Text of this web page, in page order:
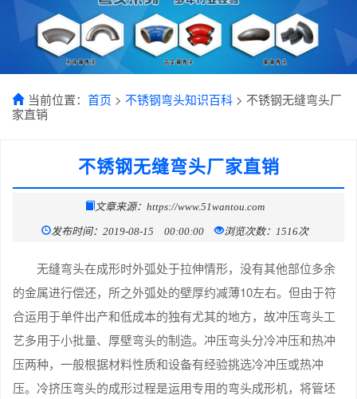
当前位置： 首页 > 不锈钢弯头知识百科 > 不锈钢无缝弯头厂
家直销
不锈钢无缝弯头厂家直销
文章来源：https://www.51wantou.com
发布时间：2019-08-15 00:00:00 浏览次数：1516次
无缝弯头在成形时外弧处于拉伸情形，没有其他部位多余
的金属进行偿还，所之外弧处的壁厚约减薄10左右。但由于符
合运用于单件出产和低成本的独有尤其的地方，故冲压弯头工
艺多用于小批量、厚壁弯头的制造。冲压弯头分冷冲压和热冲
压两种，一般根据材料性质和设备有经验挑选冷冲压或热冲
压。冷挤压弯头的成形过程是运用专用的弯头成形机，将管坯